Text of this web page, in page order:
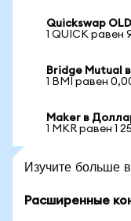
Quickswap
1 QUICK равен
Bridge Mutual
1 BMI равен
Maker в
1 MKR равен 1
Изучите больше
Расширенные